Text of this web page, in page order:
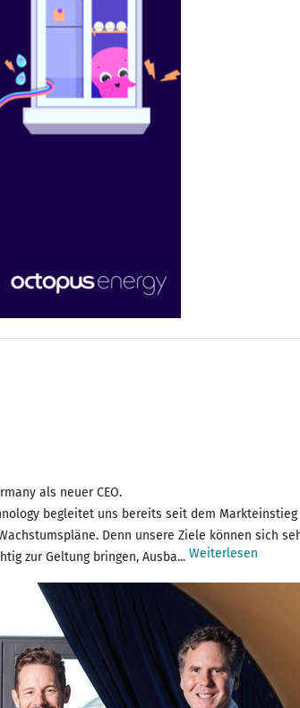
als neuer CEO.
begleitet uns bereits seit dem
Denn unsere Ziele können sich
zur Geltung bringen, Ausba... Weiterlesen